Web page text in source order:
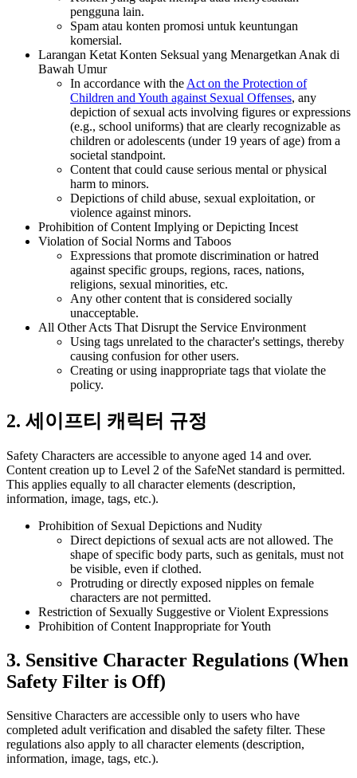
pengguna lain.
Spam atau konten promosi untuk keuntungan
komersial.
Larangan Ketat Konten Seksual yang Menargetkan Anak di
Bawah Umur
In accordance with the Act on the Protection of
Children and Youth against Sexual Offenses, any
depiction of sexual acts involving figures or expressions
(e.g., school uniforms) that are clearly recognizable as
children or adolescents (under 19 years of age) from a
societal standpoint.
Content that could cause serious mental or physical
harm to minors.
Depictions of child abuse, sexual exploitation, or
violence against minors.
Prohibition of Content Implying or Depicting Incest
Violation of Social Norms and Taboos
Expressions that promote discrimination or hatred
against specific groups, regions, races, nations,
religions, sexual minorities, etc.
Any other content that is considered socially
unacceptable.
All Other Acts That Disrupt the Service Environment
Using tags unrelated to the character's settings, thereby
causing confusion for other users.
Creating or using inappropriate tags that violate the
policy.
2. 세이프티 캐릭터 규정
Safety Characters are accessible to anyone aged 14 and over.
Content creation up to Level 2 of the SafeNet standard is permitted.
This applies equally to all character elements (description,
information, image, tags, etc.).
Prohibition of Sexual Depictions and Nudity
Direct depictions of sexual acts are not allowed. The
shape of specific body parts, such as genitals, must not
be visible, even if clothed.
Protruding or directly exposed nipples on female
characters are not permitted.
Restriction of Sexually Suggestive or Violent Expressions
Prohibition of Content Inappropriate for Youth
3. Sensitive Character Regulations (When
Safety Filter is Off)
Sensitive Characters are accessible only to users who have
completed adult verification and disabled the safety filter. These
regulations also apply to all character elements (description,
information, image, tags, etc.).